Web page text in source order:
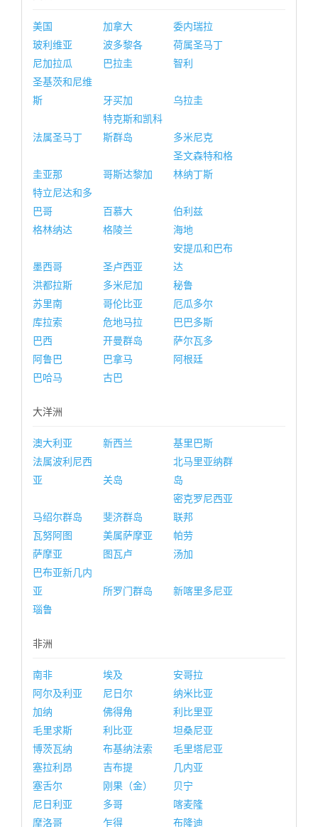
美国 加拿大
委内瑞拉
玻利维亚
波多黎各
荷属圣马丁
尼加拉瓜
巴拉圭
智利
圣基茨和尼维
斯
牙买加 乌拉圭
法属圣马丁
特克斯和凯科
斯群岛
多米尼克
圭亚那 哥斯达黎加
圣文森特和格
林纳丁斯
特立尼达和多
巴哥
百慕大
伯利兹
格林纳达
格陵兰 海地
墨西哥 圣卢西亚
安提瓜和巴布
达
洪都拉斯
多米尼加
秘鲁
苏里南
哥伦比亚
厄瓜多尔
库拉索
危地马拉
巴巴多斯
巴西
开曼群岛
萨尔瓦多
阿鲁巴
巴拿马
阿根廷
巴哈马
古巴
大洋洲
澳大利亚 新西兰
基里巴斯
法属波利尼西
亚
关岛
北马里亚纳群
岛
马绍尔群岛 斐济群岛
密克罗尼西亚
联邦
瓦努阿图
美属萨摩亚
帕劳
萨摩亚
图瓦卢
汤加
巴布亚新几内
亚
所罗门群岛
新喀里多尼亚
瑙鲁
非洲
南非 埃及
安哥拉
阿尔及利亚
尼日尔
纳米比亚
加纳
佛得角
利比里亚
毛里求斯
利比亚
坦桑尼亚
博茨瓦纳
布基纳法索
毛里塔尼亚
塞拉利昂
吉布提
几内亚
塞舌尔
刚果（金）
贝宁
尼日利亚
多哥
喀麦隆
摩洛哥
乍得 布隆迪